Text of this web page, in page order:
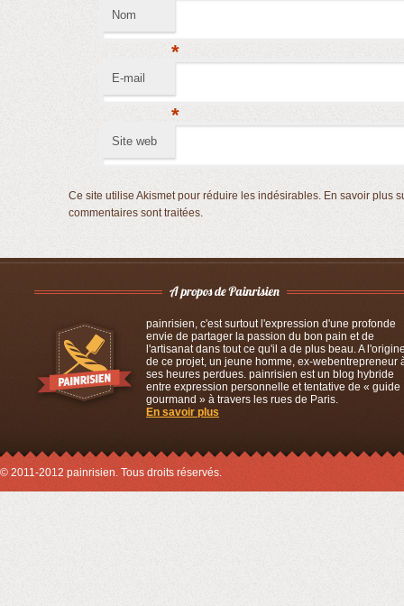
Nom
*
E-mail
*
Site web
Ce site utilise Akismet pour réduire les indésirables. En savoir plus
commentaires sont traitées.
painrisien, c'est surtout l'expression d'une profonde
envie de partager la passion du bon pain et de
l'artisanat dans tout ce qu'il a de plus beau. A
de ce projet, un jeune homme, ex-webentrepreneur
ses heures perdues. painrisien est un blog hybride
entre expression personnelle et tentative de « guide
gourmand » à travers les rues de Paris.
En savoir plus
© 2011-2012 painrisien. Tous droits réservés.